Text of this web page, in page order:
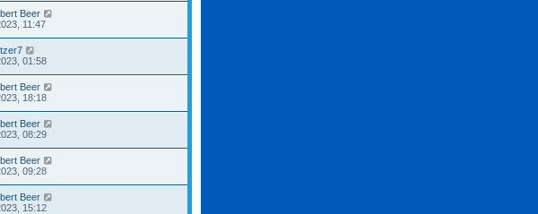
Beer
11:47
01:58
Beer
18:18
Beer
08:29
Beer
09:28
Beer
15:12